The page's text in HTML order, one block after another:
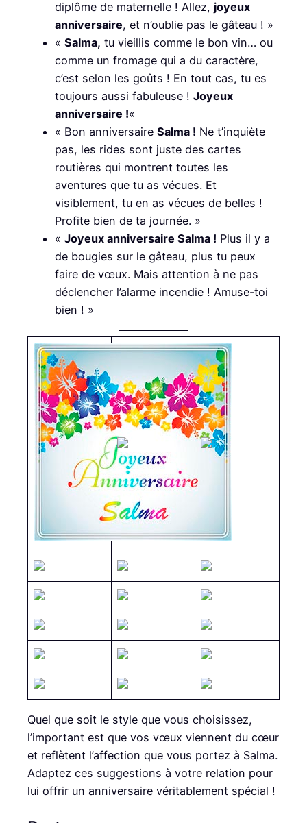
diplôme de maternelle ! Allez, joyeux
anniversaire, et n’oublie pas le gâteau ! »
« Salma, tu vieillis comme le bon vin… ou
comme un fromage qui a du caractère,
c’est selon les goûts ! En tout cas, tu es
toujours aussi fabuleuse ! Joyeux
anniversaire !«
« Bon anniversaire Salma ! Ne t’inquiète
pas, les rides sont juste des cartes
routières qui montrent toutes les
aventures que tu as vécues. Et
visiblement, tu en as vécues de belles !
Profite bien de ta journée. »
« Joyeux anniversaire Salma ! Plus il y a
de bougies sur le gâteau, plus tu peux
faire de vœux. Mais attention à ne pas
déclencher l’alarme incendie ! Amuse-toi
bien ! »
Quel que soit le style que vous choisissez,
l’important est que vos vœux viennent du cœur
et reflètent l’affection que vous portez à Salma.
Adaptez ces suggestions à votre relation pour
lui offrir un anniversaire véritablement spécial !